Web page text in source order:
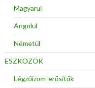
Magyarul
Angolul
Németül
ESZKÖZÖK
Légzőizom-erősítők